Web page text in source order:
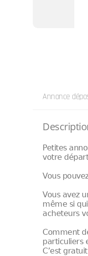
Annonce
Petites
votre
Vous
Vous avez
même si
acheteurs
Comment
particuliers
C’est